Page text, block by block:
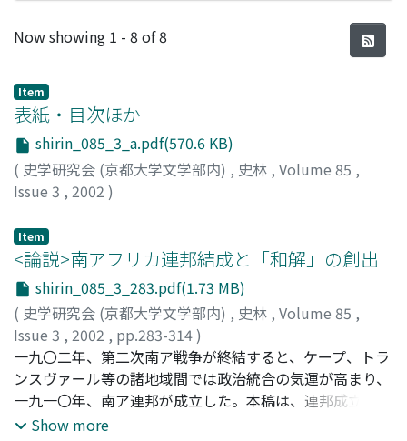
Recent Submissions
Now showing 1 - 8 of 8
Item
表紙・目次ほか
shirin_085_3_a.pdf(570.6 KB)
( 史学研究会 (京都大学文学部内) , 史林 , Volume 85 ,
Issue 3 , 2002 )
Item
<論説>南アフリカ連邦結成と「和解」の創出
shirin_085_3_283.pdf(1.73 MB)
( 史学研究会 (京都大学文学部内) , 史林 , Volume 85 ,
Issue 3 , 2002 , pp.283-314)
堀内, 隆行;HORIUCHI, Takayuki;ホリウチ, タカユキ
一九〇二年、第二次南ア戦争が終結すると、ケープ、トラ
ンスヴァール等の諸地域間では政治統合の気運が高まり、
一九一〇年、南ア連邦が成立した。本稿は、連邦成立を白
人間の文化統合と把握し、白人間の「和解」を基調とする
Show more